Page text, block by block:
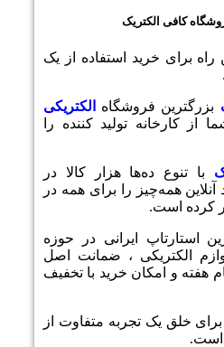
کافی الکتریک
راه برای خرید استفاده از یک
بزرگترین فروشگاه
الکتریکی
از کارخانه تولید کننده را
با تنوع ده‌ها هزار کالا در
همه‌چیز را برای همه در
کرده است.
استارتاپ ایرانی در حوزه
الکتریکی ،‌ ضمانت اصل
هفته و امکان خرید با تخفیف
خلق یک تجربه متفاوت از
است.